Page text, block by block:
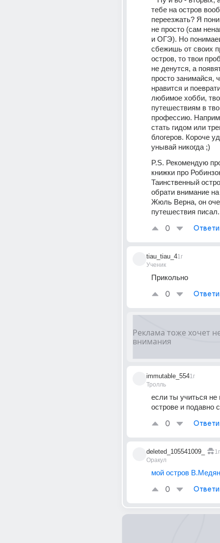
тебе на остров
переезжать? Я
не просто (сам
и ОГЭ). Но
сбежишь от своих
остров, то твои
не денутся, а
просто занимайся,
нравится и
любимое хобби,
путешествиям в
профессию.
стать гидом или
блогеров. Короче
унывай никогда ;)
P.S. Рекомендую
книжки про
Таинственный
обрати внимание
Жюль Верна, он
путешествия писал.
0
tiau_tiau_4
Ученик
1г
Прикольно
0
immutable_554
Тролль
1г
если ты учиться
острове и подавно
0
deleted_105541009_
Оракул
1г
мой остров
0